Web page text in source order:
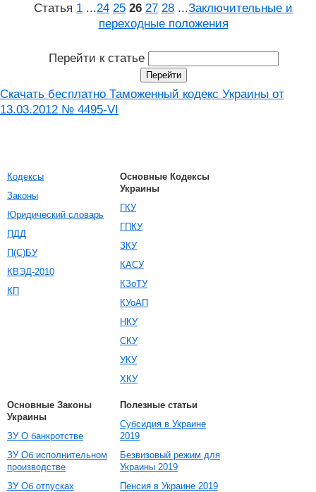
Статья 1 ...24 25 26 27 28 ...Заключительные и
переходные положения
Перейти к статье
Скачать бесплатно Таможенный кодекс Украины от
13.03.2012 № 4495-VI
Кодексы
Законы
Юридический словарь
ПДД
П(С)БУ
КВЭД-2010
КП
Основные Кодексы
Украины
ГКУ
ГПКУ
ЗКУ
КАСУ
КЗоТУ
КУоАП
НКУ
СКУ
УКУ
ХКУ
Основные Законы
Украины
ЗУ О банкротстве
ЗУ Об исполнительном
производстве
ЗУ Об отпусках
Полезные статьи
Субсидия в Украине
2019
Безвизовый режим для
Украины 2019
Пенсия в Украине 2019